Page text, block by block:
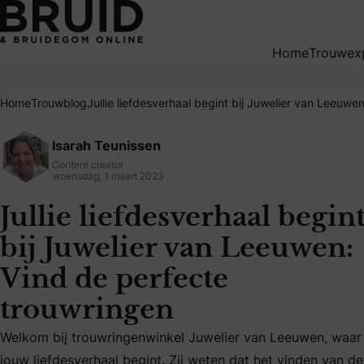
Jullie liefdesverhaal begint bij Juwelier van Leeuwen:
Home
HomeTrouwblogJullie liefdesverhaal begint bij Juwelier van
Isarah Teunissen
Content creator
woensdag, 1 maart 2023
Jullie liefdesverhaal
bij Juwelier van Leeuwen:
Vind de perfecte
trouwringen
Welkom bij trouwringenwinkel Juwelier van Leeuwen,
Welkom bij trouwringenwinkel Juwelier van Leeuwen, waar
jouw liefdesverhaal begint. Zij weten dat het vinden van de